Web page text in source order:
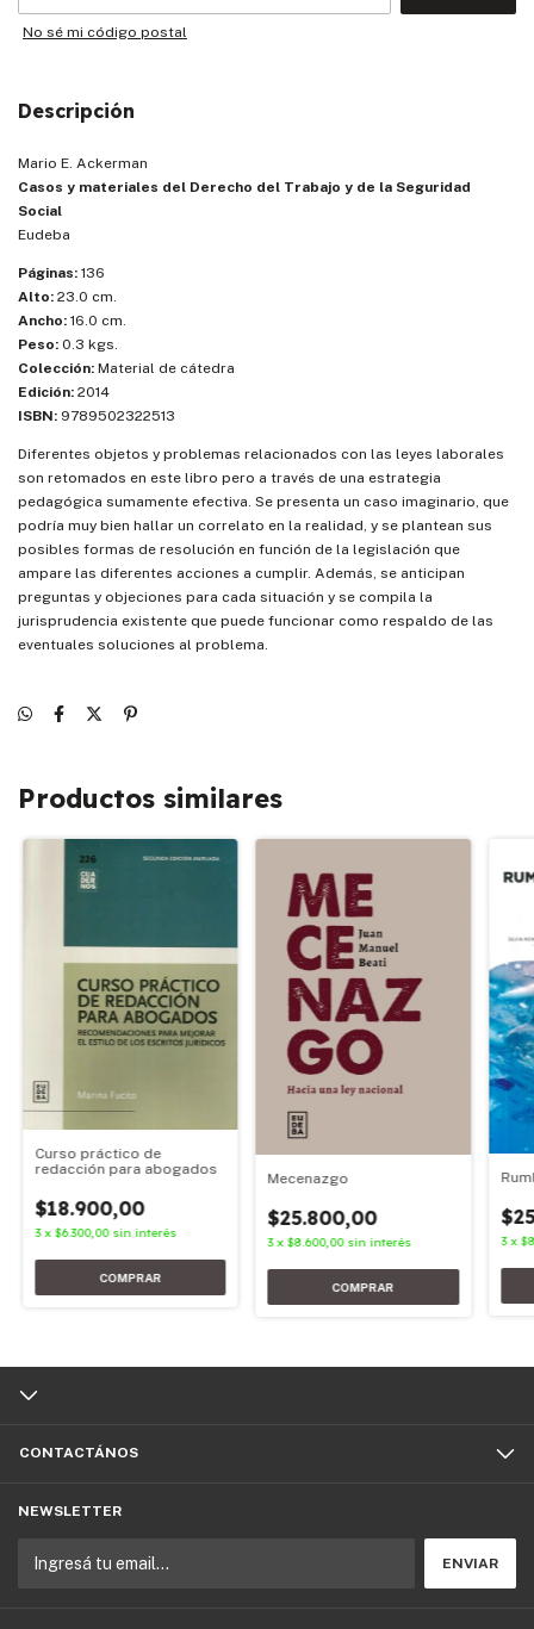
No sé mi código postal
Descripción
Mario E. Ackerman
Casos y materiales del Derecho del Trabajo y de la Seguridad
Social
Eudeba
Páginas: 136
Alto: 23.0 cm.
Ancho: 16.0 cm.
Peso: 0.3 kgs.
Colección: Material de cátedra
Edición: 2014
ISBN: 9789502322513
Diferentes objetos y problemas relacionados con las leyes laborales
son retomados en este libro pero a través de una estrategia
pedagógica sumamente efectiva. Se presenta un caso imaginario, que
podría muy bien hallar un correlato en la realidad, y se plantean sus
posibles formas de resolución en función de la legislación que
ampare las diferentes acciones a cumplir. Además, se anticipan
preguntas y objeciones para cada situación y se compila la
jurisprudencia existente que puede funcionar como respaldo de las
eventuales soluciones al problema.
Productos similares
Curso práctico de
redacción para abogados
$18.900,00
3 x $6.300,00 sin interés
Mecenazgo
$25.800,00
3 x$8.600,00 sin interés 3 x
CONTACTÁNOS
NEWSLETTER